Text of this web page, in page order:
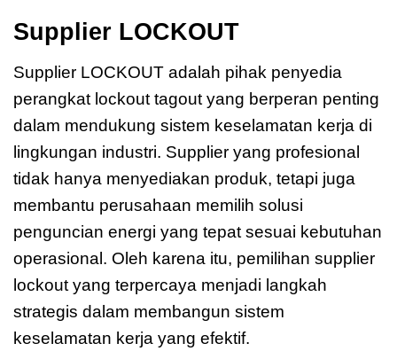
Supplier LOCKOUT
Supplier LOCKOUT adalah pihak penyedia
perangkat lockout tagout yang berperan penting
dalam mendukung sistem keselamatan kerja di
lingkungan industri. Supplier yang profesional
tidak hanya menyediakan produk, tetapi juga
membantu perusahaan memilih solusi
penguncian energi yang tepat sesuai kebutuhan
operasional. Oleh karena itu, pemilihan supplier
lockout yang terpercaya menjadi langkah
strategis dalam membangun sistem
keselamatan kerja yang efektif.